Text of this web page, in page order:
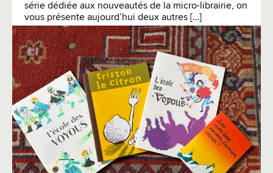
série dédiée aux nouveautés de la micro-librairie, on
vous présente aujourd’hui deux autres […]